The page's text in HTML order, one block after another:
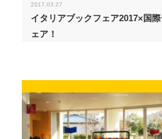
2017.03.27
イタリアブックフェア2017×国
ェア！